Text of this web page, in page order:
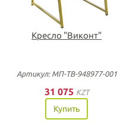
Кресло "Виконт"
Артикул: МП-ТВ-948977-001
31 075 KZT
Купить